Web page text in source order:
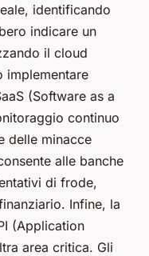
identificando
indicare un
il cloud
implementare
(Software as a
continuo
delle minacce
alle banche
di frode,
Infine, la
(Application
area critica. Gli